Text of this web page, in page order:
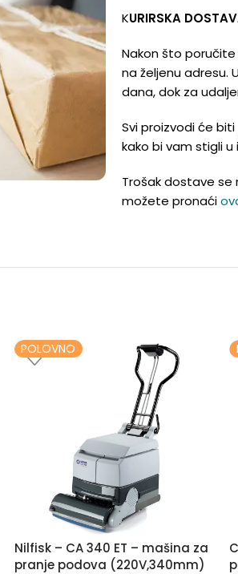
KURIRSKA
Nakon što
na željenu adresu.
dana, dok za
Svi proizvodi će
kako bi vam stigli
Trošak dostave se
možete pronaći
POLOVNO
Nilfisk – CA 340 ET – mašina za
pranje podova (220V,340mm)